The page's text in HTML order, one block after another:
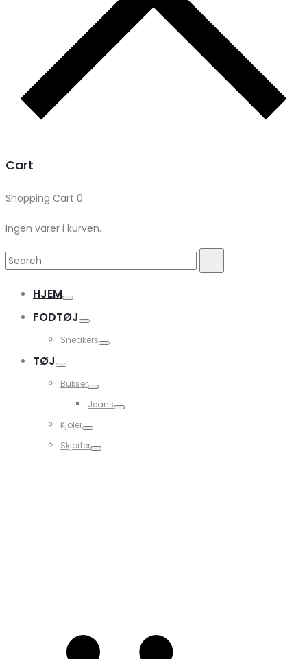
Cart
Shopping Cart 0
Ingen varer i kurven.
Search
HJEM
FODTØJ
Sneakers
TØJ
Bukser
Jeans
Kjoler
Skjorter